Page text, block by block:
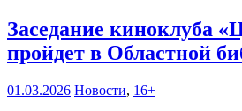
Заседание киноклуба
пройдет в Областной
01.03.2026 Новости, 16+